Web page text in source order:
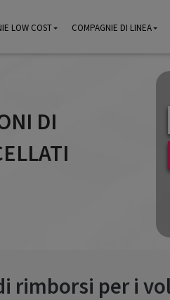
LOW COST COMPAGNIE DI LINEA
LOW COST COMPAGNIE DI LINEA
DI
rimborsi per i